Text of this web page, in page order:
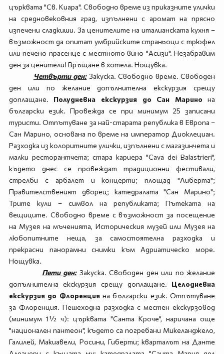
църквата "Св. Киара". Свободно време из приказните улички
на средновековния град, изпълнени с аромат на прясно
изпечени сладкиши. За ценителите на италианската кухня –
възможност да опитат умбрийските страньоци с трюфел
или печено прасенце с местното вино "Асизи". Незабравим
ден за ценители! Връщане в хотела. Нощувка.
Четвърти ден:Закуска. Свободно време. Свободен
ден или по желание допълнителна екскурзия срещу
доплащане. Полудневна екскурзия до Сан Марино на
български език. Провежда се при минимум 25 записани
туристи. Отпътуване за най-старата република в Европа –
Сан Марино, основана по време на император Диоклециан.
Разходка из колоритните улички, изпълнени с магазинчета и
малки ресторантчета; стара кариера "Cava dei Balastrieri",
където днес се провеждат традиционни фестивали,
стрелби с арбалет и концерти; площад "Либерта";
Правителственият дворец; катедралата "Сан Марино";
Трите кули – символ на републиката; Пътеката на
вещиците. Свободно време с възможност за посещение
на Музея на мъченията, Историческия музей или Музея на
любопитните неща, за самостоятелна разходка и
прекрасни панорамни снимки към Адриатическо море.
Нощувка.
Пети ден:Закуска. Свободен ден или по желание
допълнителна екскурзия срещу доплащане. Целодневна
екскурзия до Флоренцияна български език. Отпътуване
за Флоренция. Пешеходна разходка с местен екскурзовод
(минимум 1½ ч): църквата "Санта Кроче", наричана още
"национален пантеон", където са погребани Микеланджело,
Галилей, Макиавели, Росини, Гиберти; кварталът на Данте